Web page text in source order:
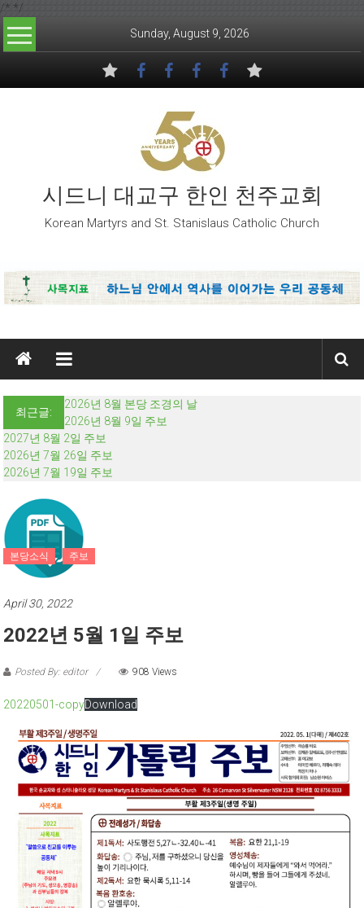
/* */
Skip to content
Sunday, August 9, 2026
시드니 대교구 한인 천주교회
Korean Martyrs and St. Stanislaus Catholic Church
최근글:
2026년 8월 본당 조경의 날
2026년 8월 9일 주보
2027년 8월 2일 주보
2026년 7월 26일 주보
2026년 7월 19일 주보
본당소식 주보
April 30, 2022
2022년 5월 1일 주보
Posted By: editor 908 Views
20220501-copyDownload